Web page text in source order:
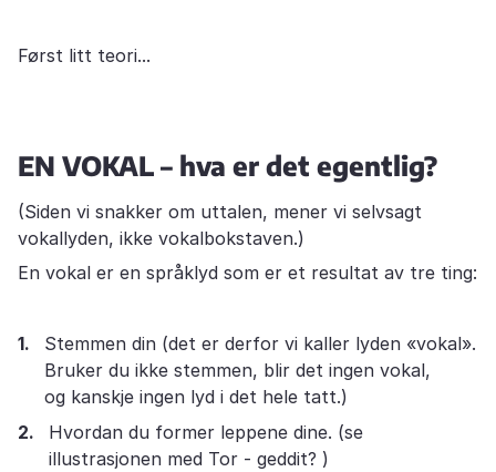
Først litt teori...
EN VOKAL – hva er det egentlig?
(Siden vi snakker om uttalen, mener vi selvsagt
vokallyden, ikke vokalbokstaven.)
En vokal er en språklyd som er et resultat av tre ting:
Stemmen din (det er derfor vi kaller lyden «vokal».
Bruker du ikke stemmen, blir det ingen vokal,
og kanskje ingen lyd i det hele tatt.)
Hvordan du former leppene dine. (se
illustrasjonen med Tor - geddit? )